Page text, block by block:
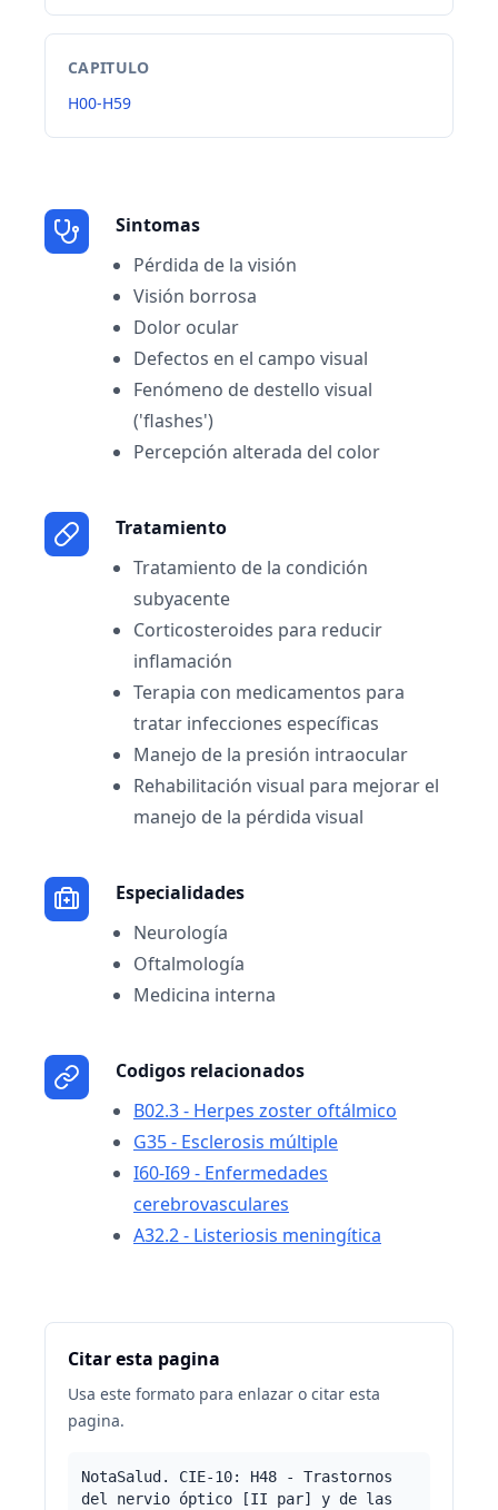
CAPITULO
H00-H59
Sintomas
Pérdida de la visión
Visión borrosa
Dolor ocular
Defectos en el campo visual
Fenómeno de destello visual
('flashes')
Percepción alterada del color
Tratamiento
Tratamiento de la condición
subyacente
Corticosteroides para reducir
inflamación
Terapia con medicamentos para
tratar infecciones específicas
Manejo de la presión intraocular
Rehabilitación visual para mejorar el
manejo de la pérdida visual
Especialidades
Neurología
Oftalmología
Medicina interna
Codigos relacionados
B02.3 - Herpes zoster oftálmico
G35 - Esclerosis múltiple
I60-I69 - Enfermedades
cerebrovasculares
A32.2 - Listeriosis meningítica
Citar esta pagina
Usa este formato para enlazar o citar esta
pagina.
NotaSalud. CIE-10: H48 - Trastornos
del nervio óptico [II par] y de las